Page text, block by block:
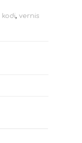
kodi, vernis